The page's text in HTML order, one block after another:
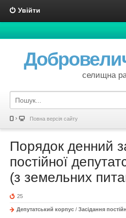
Увійти
селищна
Повна версія сайту
Порядок денний
постійної
(з земельних
25
Депутатський корпус / Засідання